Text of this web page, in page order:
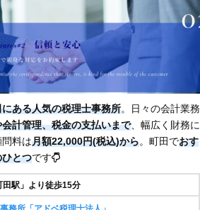
にある人気の税理士事務所。日々の会計業務
計管理、税金の支払いまで、幅広く財務に
料は月額22,000円(税込)から。町田でおす
とつです
田駅」より徒歩15分